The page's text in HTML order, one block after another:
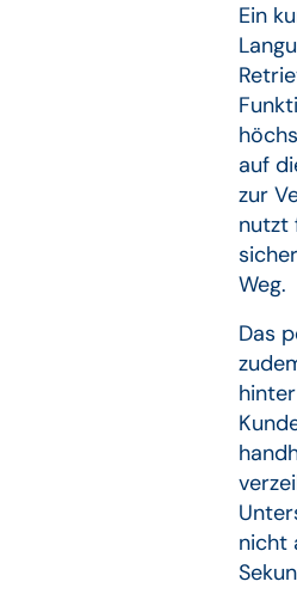
Ein
auf
zur
nutzt
Weg.
Das
nicht